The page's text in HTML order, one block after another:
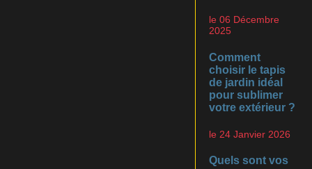
le 06 Décembre
2025
Comment
choisir le tapis
de jardin idéal
pour sublimer
votre extérieur ?
le 24 Janvier 2026
Quels sont vos